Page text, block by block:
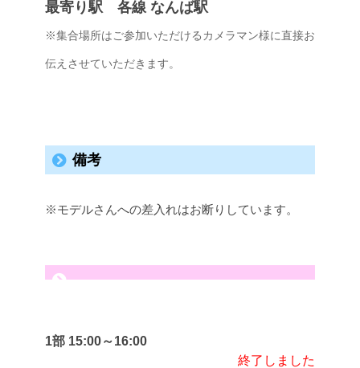
最寄り駅 各線 なんば駅
※集合場所はご参加いただけるカメラマン様に直接お
伝えさせていただきます。
備考
※モデルさんへの差入れはお断りしています。
1部 15:00～16:00
終了しました